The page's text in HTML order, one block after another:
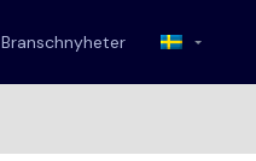
Branschnyheter